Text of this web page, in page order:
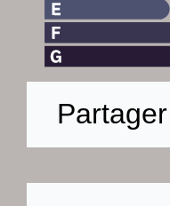
Partager